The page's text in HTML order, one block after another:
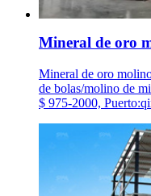
Mineral de oro
Mineral de oro
de bolas/molino de
$ 975-2000,